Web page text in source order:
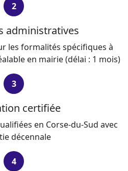
2
administratives
les formalités spécifiques à
en mairie (délai : 1 mois)
3
certifiée
en Corse-du-Sud avec
décennale
4